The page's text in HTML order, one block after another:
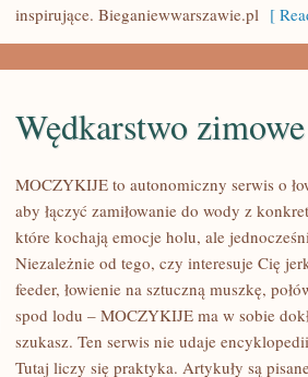
inspirujące. Bieganiewwarszawie.pl [
WĘDKARSTWO
ZIMOWE
Wędkarstwo zimowe
MOCZYKIJE to autonomiczny serwis o
aby łączyć zamiłowanie do wody z
które kochają emocje holu, ale
Niezależnie od tego, czy interesuje Cię
feeder, łowienie na sztuczną muszkę,
spod lodu – MOCZYKIJE ma w sobie
szukasz. Ten serwis nie udaje
Tutaj liczy się praktyka. Artykuły są